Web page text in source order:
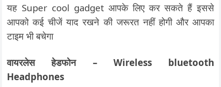
यह Super cool gadget आपके लिए कर सकते हैं इससे
आपको कई चीजें याद रखने की जरूरत नहीं होगी और आपका
टाइम भी बचेगा
वायरलेस हेडफोन – Wireless bluetooth
Headphones